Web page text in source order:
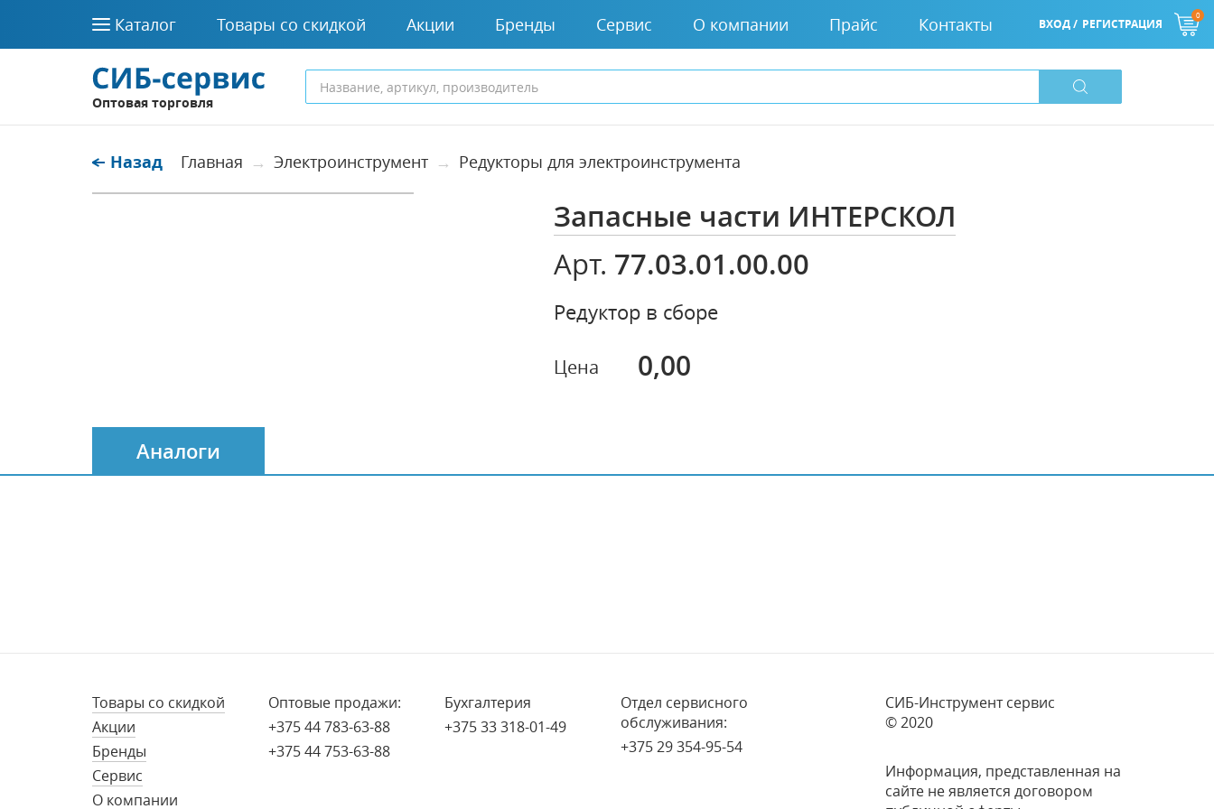
Каталог Товары со скидкой Акции Бренды Сервис О компании Прайс Контакты ВХОД / РЕГИСТРАЦИЯ
0
Оптовая торговля
Назад Главная Электроинструмент Редукторы для электроинструмента
Запасные части ИНТЕРСКОЛ
Арт. 77.03.01.00.00
Редуктор в сборе
Цена 0,00
Аналоги
Товары со скидкой
Акции
Бренды
Сервис
О компании
Оптовые продажи:
+375 44 783-63-88
+375 44 753-63-88
Бухгалтерия
+375 33 318-01-49
Отдел сервисного
обслуживания:
+375 29 354-95-54
СИБ-Инструмент сервис
© 2020
Информация, представленная на
сайте не является договором